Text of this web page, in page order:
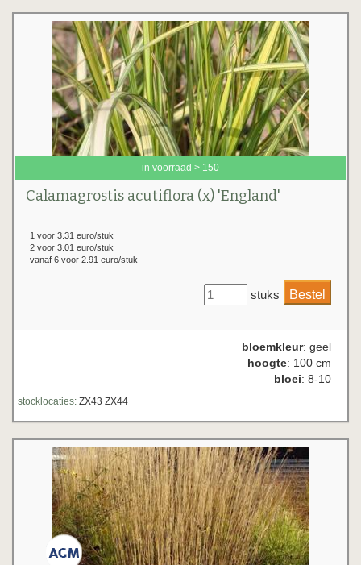
in voorraad > 150
Calamagrostis acutiflora (x) 'England'
1 voor 3.31 euro/stuk
2 voor 3.01 euro/stuk
vanaf 6 voor 2.91 euro/stuk
stuks
bloemkleur: geel
hoogte: 100 cm
bloei: 8-10
stocklocaties: ZX43 ZX44